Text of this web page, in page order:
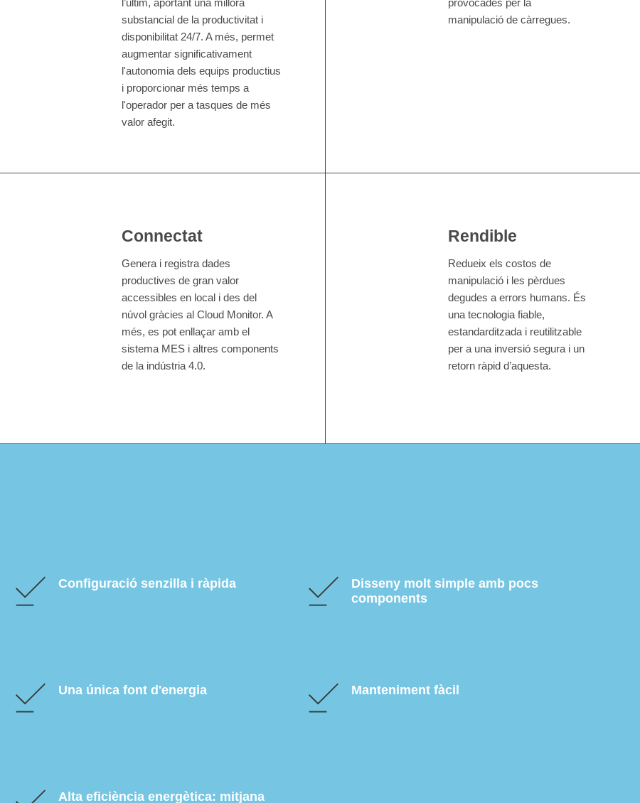
substancial de la productivitat i
disponibilitat 24/7. A més, permet
augmentar significativament
l'autonomia dels equips productius
i proporcionar més temps a
l'operador per a tasques de més
valor afegit.
manipulació de càrregues.
Connectat
Genera i registra dades
productives de gran valor
accessibles en local i des del
núvol gràcies al Cloud Monitor. A
més, es pot enllaçar amb el
sistema MES i altres components
de la indústria 4.0.
Rendible
Redueix els costos de
manipulació i les pèrdues
degudes a errors humans. És
una tecnologia fiable,
estandarditzada i reutilitzable
per a una inversió segura i un
retorn ràpid d’aquesta.
Configuració senzilla i ràpida
Disseny molt simple amb pocs
components
Una única font d'energia Manteniment fàcil
Alta eficiència energètica: mitjana